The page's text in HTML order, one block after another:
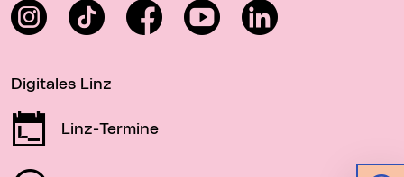
InstagramTikTok FacebookYouTube LinkedIn
Digitales Linz
Linz-Termine